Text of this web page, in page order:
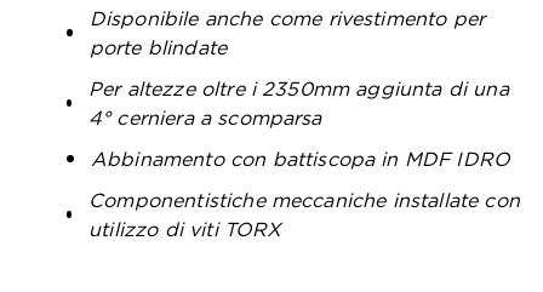
Disponibile anche come rivestimento per
porte blindate
Per altezze oltre i 2350mm aggiunta di una
4° cerniera a scomparsa
Abbinamento con battiscopa in MDF IDRO
Componentistiche meccaniche installate con
utilizzo di viti TORX